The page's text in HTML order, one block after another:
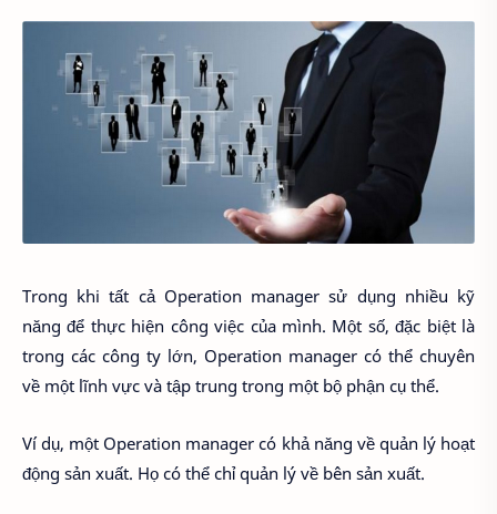
Trong khi tất cả Operation manager sử dụng nhiều kỹ
năng để thực hiện công việc của mình. Một số, đặc biệt là
trong các công ty lớn, Operation manager có thể chuyên
về một lĩnh vực và tập trung trong một bộ phận cụ thể.
Ví dụ, một Operation manager có khả năng về quản lý hoạt
động sản xuất. Họ có thể chỉ quản lý về bên sản xuất.